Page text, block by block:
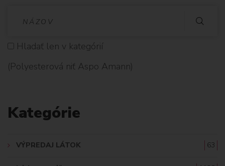
D
Hladať len v kategórií
(Polyesterová niť Aspo Amann)
Kategórie
VÝPREDAJ LÁTOK 63